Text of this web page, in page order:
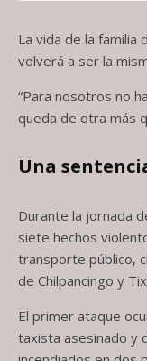
La vida de la familia
volverá a ser la
“Para nosotros no
queda de otra más
Una
Durante la jornada
siete hechos
transporte público,
de Chilpancingo y
El primer ataque
taxista asesinado y